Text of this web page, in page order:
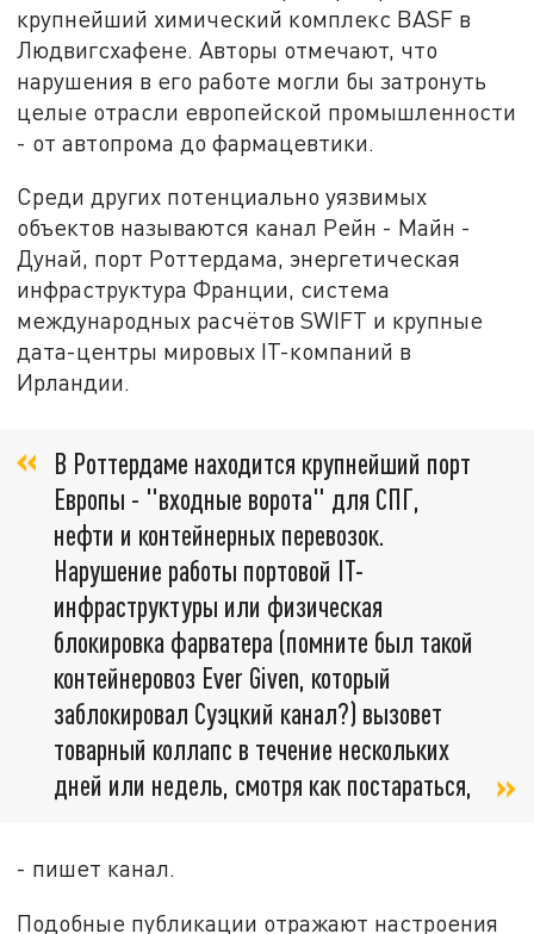
крупнейший химический комплекс BASF в
Людвигсхафене. Авторы отмечают, что
нарушения в его работе могли бы затронуть
целые отрасли европейской промышленности
- от автопрома до фармацевтики.
Среди других потенциально уязвимых
объектов называются канал Рейн - Майн -
Дунай, порт Роттердама, энергетическая
инфраструктура Франции, система
международных расчётов SWIFT и крупные
дата-центры мировых IT-компаний в
Ирландии.
В Роттердаме находится крупнейший порт
Европы - "входные ворота" для СПГ,
нефти и контейнерных перевозок.
Нарушение работы портовой IT-
инфраструктуры или физическая
блокировка фарватера (помните был такой
контейнеровоз Ever Given, который
заблокировал Суэцкий канал?) вызовет
товарный коллапс в течение нескольких
дней или недель, смотря как постараться,
- пишет канал.
Подобные публикации отражают настроения